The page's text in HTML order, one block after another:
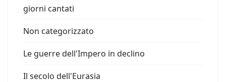
giorni cantati
Non categorizzato
Le guerre dell'Impero in declino
Il secolo dell'Eurasia